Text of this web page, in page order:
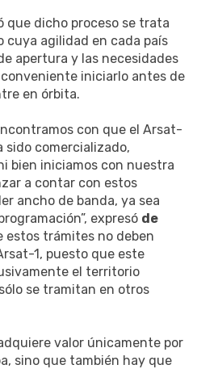
que dicho proceso se trata
agilidad en cada país
apertura y las necesidades
iniciarlo antes de
en órbita.
con que el Arsat-
sido comercializado,
bien iniciamos con nuestra
a contar con estos
ancho de banda, ya sea
expresó de
estos trámites no deben
1, puesto que este
el territorio
se tramitan en otros
valor únicamente por
sino que también hay que